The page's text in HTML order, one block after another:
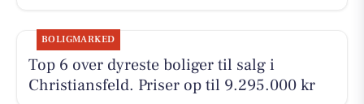
BOLIGMARKED
Top 6 over dyreste boliger til salg i
Christiansfeld. Priser op til 9.295.000 kr